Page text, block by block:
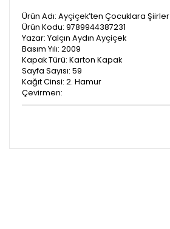
Ürün Adı: Ayçiçek’ten Çocuklara Şiirler
Ürün Kodu: 9789944387231
Yazar: Yalçın Aydın Ayçiçek
Basım Yılı: 2009
Kapak Türü: Karton Kapak
Sayfa Sayısı: 59
Kağıt Cinsi: 2. Hamur
Çevirmen: